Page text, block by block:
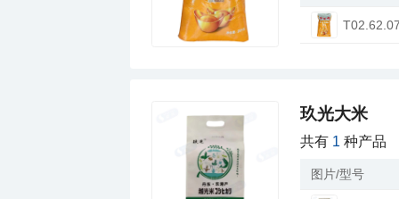
玖光大米
共有 1 种产品
图片/型号